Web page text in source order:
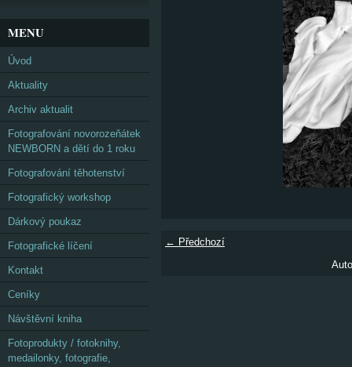
← Předchozí
MENU
Úvod
Aktuality
Archiv aktualit
Fotografování novorozeňátek
NEWBORN a dětí do 1 roku
Fotografování těhotenství
Fotografický workshop
Dárkový poukaz
Fotografické líčení
Kontakt
Ceníky
Návštěvní kniha
Fotoprodukty / fotoknihy,
medailonky, fotografie,